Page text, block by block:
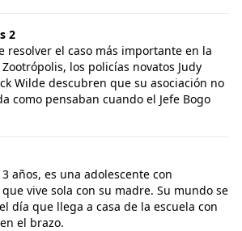
2
resolver el caso más importante en la
los policías novatos Judy
Wilde descubren que su asociación no
como pensaban cuando el Jefe Bogo
años, es una adolescente con
vive sola con su madre. Su mundo se
día que llega a casa de la escuela con
el brazo.